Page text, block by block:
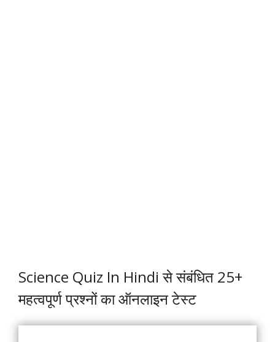
Science Quiz In Hindi से संबंधित 25+
महत्वपूर्ण प्रश्नों का ऑनलाइन टेस्ट